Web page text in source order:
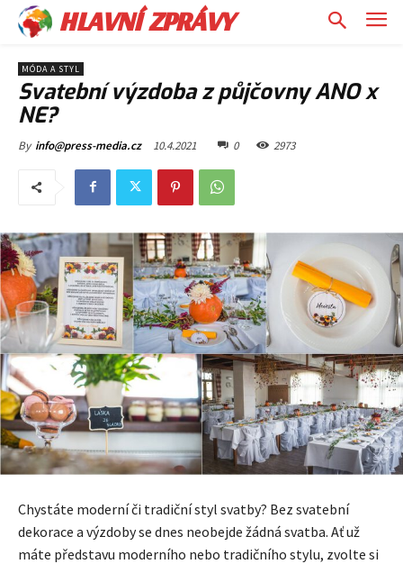
HLAVNÍ ZPRÁVY
MÓDA A STYL
Svatební výzdoba z půjčovny ANO x
NE?
By info@press-media.cz 10.4.2021 0 2973
Chystáte moderní či tradiční styl svatby? Bez svatební
dekorace a výzdoby se dnes neobejde žádná svatba. Ať už
máte představu moderního nebo tradičního stylu, zvolte si